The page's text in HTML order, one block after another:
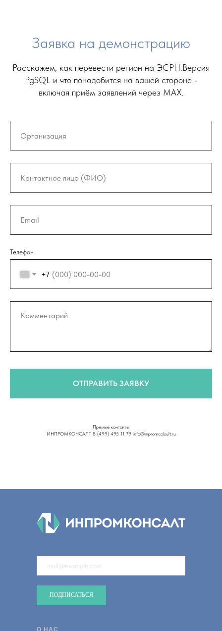
Заявка на демонстрацию
Расскажем, как перевести регион на ЭСРН.Версия
PgSQL и что понадобится на вашей стороне -
включая приём заявлений через MAX.
Телефон
+7
ОТПРАВИТЬ ЗАЯВКУ
Прямые контакты
ИНПРОМКОНСАЛТ 8 (499) 495 11 79 info@inpromcolsult.ru
О НАС
ПОДПИСАТЬСЯ